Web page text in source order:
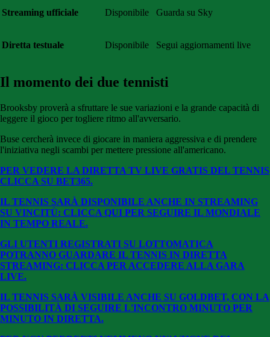
Streaming ufficiale Disponibile Guarda su Sky
Diretta testuale Disponibile Segui aggiornamenti live
Il momento dei due tennisti
Brooksby proverà a sfruttare le sue variazioni e la grande capacità di
leggere il gioco per togliere ritmo all'avversario.
Buse cercherà invece di giocare in maniera aggressiva e di prendere
l'iniziativa negli scambi per mettere pressione all'americano.
PER VEDERE LA DIRETTA TV LIVE GRATIS DEL TENNIS
CLICCA SU BET365.
IL TENNIS SARÀ DISPONIBILE ANCHE IN STREAMING
SU VINCITÙ: CLICCA QUI PER SEGUIRE IL MONDIALE
IN TEMPO REALE.
GLI UTENTI REGISTRATI SU LOTTOMATICA
POTRANNO GUARDARE IL TENNIS IN DIRETTA
STREAMING: CLICCA PER ACCEDERE ALLA GARA
LIVE.
IL TENNIS SARÀ VISIBILE ANCHE SU GOLDBET, CON LA
POSSIBILITÀ DI SEGUIRE L'INCONTRO MINUTO PER
MINUTO IN DIRETTA.